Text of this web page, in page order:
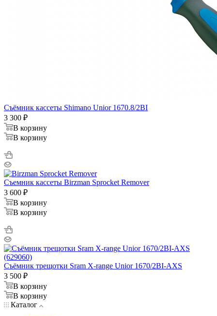
Съёмник кассеты Shimano Unior 1670.8/2BI
3 300 ₽
В корзину
В корзину
Съемник кассеты Birzman Sprocket Remover
3 600 ₽
В корзину
В корзину
Съёмник трещотки Sram X-range Unior 1670/2BI-AXS
3 500 ₽
В корзину
В корзину
Каталог